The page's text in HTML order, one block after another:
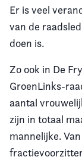
Er is veel
van de
doen is.
Zo ook in De
GroenLinks-
aantal
zijn in totaal
mannelijke.